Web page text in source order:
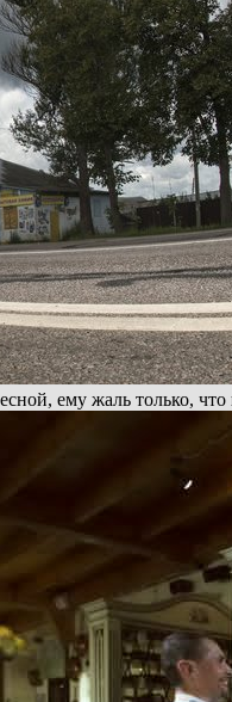
ему жаль только,